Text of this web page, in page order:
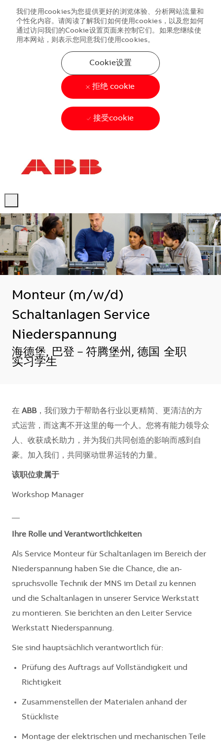
-
-
我们使用cookies为您提供更好的浏览体验、分析网站流量和
个性化内容。请阅读了解我们如何使用cookies，以及您如何
通过访问我们的Cookie设置页面来控制它们。如果您继续使
用本网站，则表示您同意我们使用cookies。
Cookie设置
拒绝 cookie
接受cookie
Monteur (m/w/d)
Schaltanlagen Service
Niederspannung
地点
海德堡, 巴登－符腾堡州, 德国 全职
实习学生
在 ABB，我们致力于帮助各行业以更精简、更清洁的方
式运营，而这离不开这里的每一个人。您将有能力领导众
人、收获成长助力，并为我们共同创造的影响而感到自
豪。加入我们，共同驱动世界运转的力量。​​​​
该职位隶属于
Workshop Manager
Ihre Rolle und Verantwortlichkeiten
Als Service Monteur für Schaltanlagen im Bereich der
Niederspannung haben Sie die Chance, die an-
spruchsvolle Technik der MNS im Detail zu kennen
und die Schaltanlagen in unserer Service Werkstatt
zu montieren. Sie berichten an den Leiter Service
Werkstatt Niederspannung.
Sie sind hauptsächlich verantwortlich für:
Prüfung des Auftrags auf Vollständigkeit und
Richtigkeit
Zusammenstellen der Materialen anhand der
Stückliste
Montage der elektrischen und mechanischen Teile